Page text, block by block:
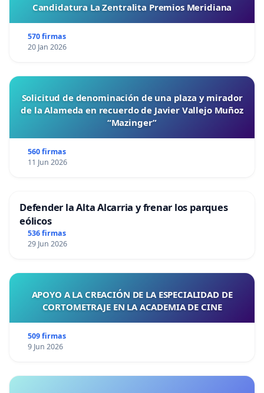
Candidatura La Zentralita Premios Meridiana
570 firmas
20 Jan 2026
Solicitud de denominación de una plaza y mirador
de la Alameda en recuerdo de Javier Vallejo Muñoz
“Mazinger”
560 firmas
11 Jun 2026
Defender la Alta Alcarria y frenar los parques
eólicos
536 firmas
29 Jun 2026
APOYO A LA CREACIÓN DE LA ESPECIALIDAD DE
CORTOMETRAJE EN LA ACADEMIA DE CINE
509 firmas
9 Jun 2026